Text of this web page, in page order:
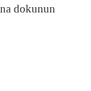
dokunun